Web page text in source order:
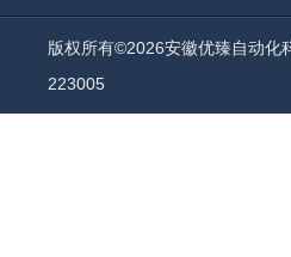
版权所有©2026安徽优臻自动
223005